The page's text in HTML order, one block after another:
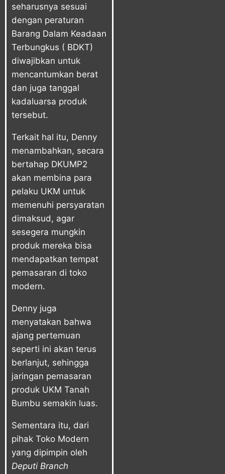
seharusnya sesuai
dengan peraturan
Barang Dalam Keadaan
Terbungkus ( BDKT)
diwajibkan untuk
mencantumkan berat
dan juga tanggal
kadaluarsa produk
tersebut.
Terkait hal itu, Denny
menambahkan, secara
bertahap DKUMP2
akan membina para
pelaku UKM untuk
memenuhi persyaratan
dimaksud, agar
sesegera mungkin
produk mereka bisa
mendapatkan tempat
pemasaran di toko
modern.
Denny juga
menyatakan bahwa
ajang pertemuan
seperti ini akan terus
berlanjut, sehingga
jaringan pemasaran
produk UKM Tanah
Bumbu semakin luas.
Sementara itu, dari
pihak Toko Modern
yang dipimpin oleh
Deputi Branch